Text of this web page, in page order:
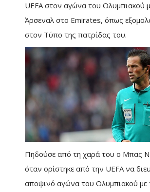
UEFA στον αγώνα του Ολυμπιακού
Άρσεναλ στο Emirates, όπως
στον Τύπο της πατρίδας του.
Πηδούσε από τη χαρά του ο Μπας
όταν ορίστηκε από την UEFA να
αποψινό αγώνα του Ολυμπιακού με